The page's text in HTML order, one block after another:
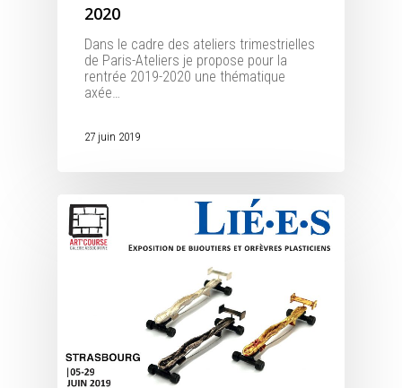
2020
Dans le cadre des ateliers trimestrielles
de Paris-Ateliers je propose pour la
rentrée 2019-2020 une thématique
axée…
27 juin 2019